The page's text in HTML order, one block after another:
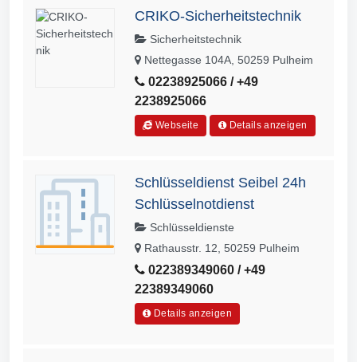
CRIKO-Sicherheitstechnik
Sicherheitstechnik
Nettegasse 104A, 50259 Pulheim
02238925066 / +49
2238925066
Webseite Details anzeigen
Schlüsseldienst Seibel 24h
Schlüsselnotdienst
Schlüsseldienste
Rathausstr. 12, 50259 Pulheim
022389349060 / +49
22389349060
Details anzeigen